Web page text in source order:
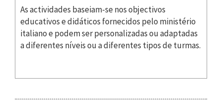
As actividades baseiam-se nos objectivos
educativos e didáticos fornecidos pelo ministério
italiano e podem ser personalizadas ou adaptadas
a diferentes níveis ou a diferentes tipos de turmas.